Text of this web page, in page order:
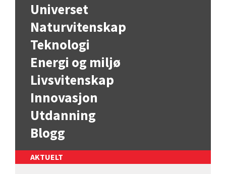
Universet
Naturvitenskap
Teknologi
Energi og miljø
Livsvitenskap
Innovasjon
Utdanning
Blogg
AKTUELT